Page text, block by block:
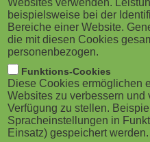
M
o
b
i
l
Websites verwenden.
beispielsweise bei der
Bereiche einer Website.
die mit diesen Cookies
personenbezogen.
Funktions-Cookies
Diese Cookies ermöglichen
Websites zu verbessern
Verfügung zu stellen.
Spracheinstellungen in
Einsatz) gespeichert werden.